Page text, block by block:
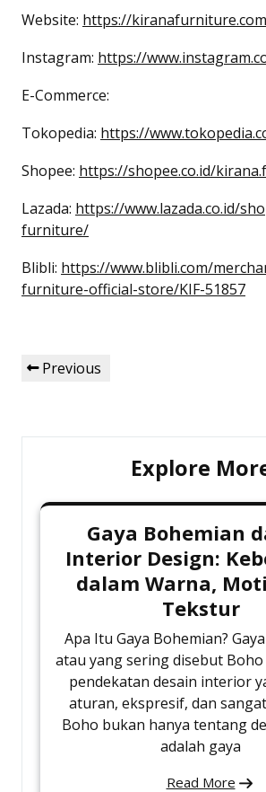
Website: https://
Instagram: https://
E-Commerce:
Tokopedia: https://
Shopee: https://shopee.co.id/
Lazada: https://www.lazada.co.id/
furniture/
Blibli: https://www.blibli.com/
furniture-official-store/KIF-51857
Navigasi
pos
Previous
Previous
Explore
Gaya Bohemian
Interior Design:
dalam Warna,
Tekstur
Apa Itu Gaya Bohemian?
atau yang sering disebut Boho
pendekatan desain interior
aturan, ekspresif, dan
Boho bukan hanya tentang
adalah gaya
Read More